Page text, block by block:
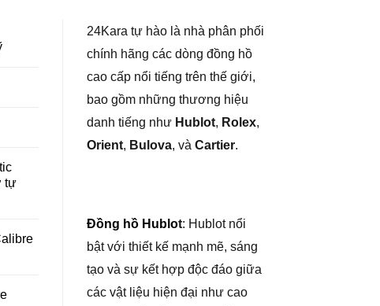
tự
24Kara tự hào là nhà phân phối
chính hãng các dòng đồng hồ
cao cấp nổi tiếng trên thế giới,
bao gồm những thương hiệu
danh tiếng như Hublot, Rolex,
Orient, Bulova, và Cartier.
Đồng hồ Hublot: Hublot nổi
bật với thiết kế mạnh mẽ, sáng
tạo và sự kết hợp độc đáo giữa
các vật liệu hiện đại như cao